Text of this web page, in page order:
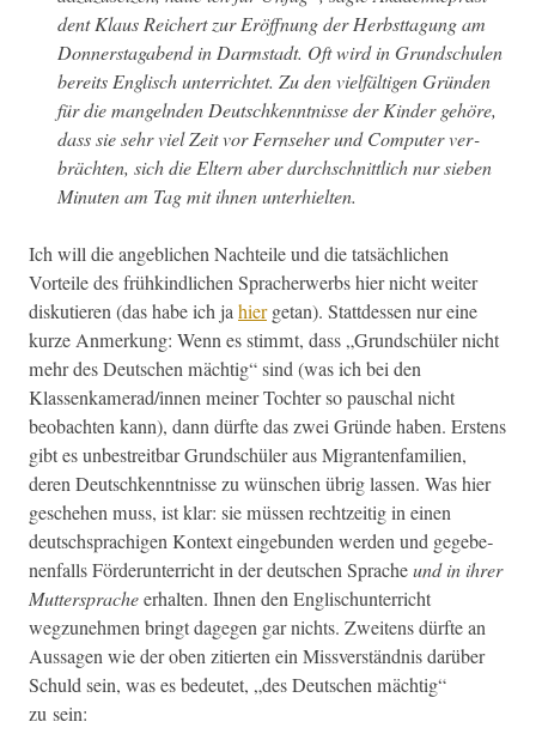
dent Klaus Reichert zur Eröff­nung der Herb­st­ta­gung am
Don­ner­stagabend in Darm­stadt. Oft wird in Grund­schulen
bere­its Englisch unter­richtet. Zu den vielfälti­gen Grün­den
für die man­gel­nden Deutschken­nt­nisse der Kinder gehöre,
dass sie sehr viel Zeit vor Fernse­her und Com­put­er ver­
brächt­en, sich die Eltern aber durch­schnit­tlich nur sieben
Minuten am Tag mit ihnen unterhielten.
Ich will die ange­blichen Nachteile und die tat­säch­lichen
Vorteile des frühkindlichen Spracher­werbs hier nicht weit­er
disku­tieren (das habe ich jahiergetan). Stattdessen nur eine
kurze Anmerkung: Wenn es stimmt, dass „Grund­schüler nicht
mehr des Deutschen mächtig“ sind (was ich bei den
Klassenkamerad/innen mein­er Tochter so pauschal nicht
beobacht­en kann), dann dürfte das zwei Gründe haben. Erstens
gibt es unbe­stre­it­bar Grund­schüler aus Migranten­fam­i­lien,
deren Deutschken­nt­nisse zu wün­schen übrig lassen. Was hier
geschehen muss, ist klar: sie müssen rechtzeit­ig in einen
deutschsprachi­gen Kon­text einge­bun­den wer­den und gegebe­
nen­falls Förderun­ter­richt in der deutschen Spracheund in ihrer
Mut­ter­spracheerhal­ten. Ihnen den Englis­chunter­richt
wegzunehmen bringt dage­gen gar nichts. Zweit­ens dürfte an
Aus­sagen wie der oben zitierten ein Missver­ständ­nis darüber
Schuld sein, was es bedeutet, „des Deutschen mächtig“
zu sein: